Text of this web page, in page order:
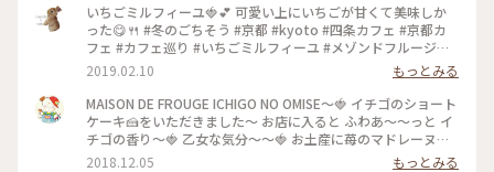
いちごミルフィーユ🍓💕 可愛い上にいちごが甘くて美味しか
った😋🍴 #冬のごちそう #京都 #kyoto #四条カフェ #京都カ
フェ #カフェ巡り #いちごミルフィーユ #メゾンドフルージュ
#苺 #strawberry #ストロベリー #いちご大好き#お茶にしよう
2019.02.10
もっとみる
MAISON DE FROUGE ICHIGO NO OMISE〜🍓 イチゴのショート
ケーキ🍰をいただきました〜 お店に入ると ふわあ〜〜っと イ
チゴの香り〜🍓 乙女な気分〜〜🍓 お土産に苺のマドレーヌを
購入〜楽しみっ❤️ #京都#イチゴのお店#ショートケーキ
2018.12.05
もっとみる